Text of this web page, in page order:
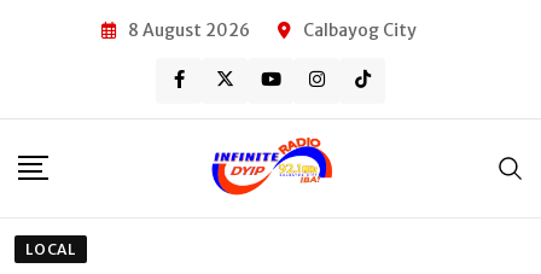
8 August 2026 Calbayog City
LOCAL